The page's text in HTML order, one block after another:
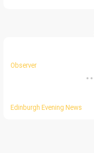
Observer
Edinburgh Evening News